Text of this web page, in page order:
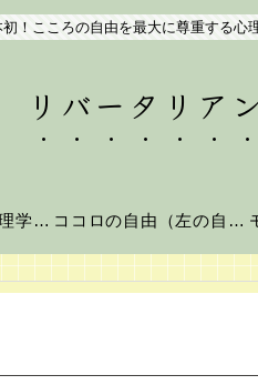
！こころの自由を最大に尊重する心
リバータリア
リバータリアン心理学とは？ ココロの自由（左の自由）